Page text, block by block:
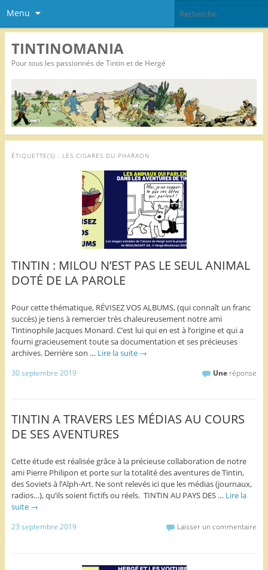
Menu
TINTINOMANIA
Pour tous les passionnés de Tintin et de Hergé
ÉTIQUETTE(S) : LES CIGARES DU PHARAON
TINTIN : MILOU N’EST PAS LE SEUL ANIMAL
DOTÉ DE LA PAROLE
Pour cette thématique, RÉVISEZ VOS ALBUMS, (qui connaît un franc
succès) je tiens à remercier très chaleureusement notre ami
Tintinophile Jacques Monard. C’est lui qui en est à l’origine et qui a
fourni gracieusement toute sa documentation et ses précieuses
archives. Derrière son … Lire la suite →
30 septembre 2019 Une réponse
TINTIN A TRAVERS LES MÉDIAS AU COURS
DE SES AVENTURES
Cette étude est réalisée grâce à la précieuse collaboration de notre
ami Pierre Philipon et porte sur la totalité des aventures de Tintin,
des Soviets à l’Alph-Art. Ne sont relevés ici que les médias (journaux,
radios…), qu’ils soient fictifs ou réels. TINTIN AU PAYS DES … Lire la
suite →
23 septembre 2019 Laisser un commentaire